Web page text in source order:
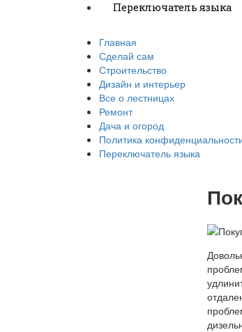
Переключатель языка
Главная
Сделай сам
Строительство
Дизайн и интерьер
Все о лестницах
Ремонт
Дача и огород
Политика
Переключатель языка